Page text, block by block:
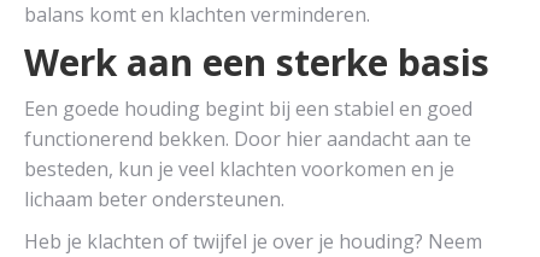
balans komt en klachten verminderen.
Werk aan een sterke basis
Een goede houding begint bij een stabiel en goed
functionerend bekken. Door hier aandacht aan te
besteden, kun je veel klachten voorkomen en je
lichaam beter ondersteunen.
Heb je klachten of twijfel je over je houding? Neem